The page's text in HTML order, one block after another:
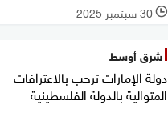
l 30 سبتمبر 2025
شرق أوسط
دولة الإمارات ترحب بالاعترافات
المتوالية بالدولة الفلسطينية